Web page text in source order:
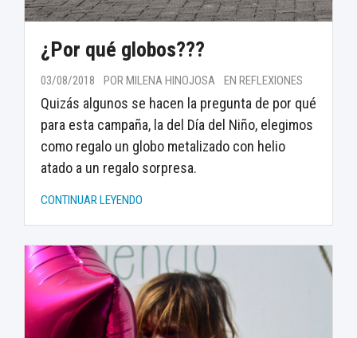
¿Por qué globos???
03/08/2018 POR MILENA HINOJOSA EN REFLEXIONES
Quizás algunos se hacen la pregunta de por qué
para esta campaña, la del Día del Niño, elegimos
como regalo un globo metalizado con helio
atado a un regalo sorpresa.
CONTINUAR LEYENDO